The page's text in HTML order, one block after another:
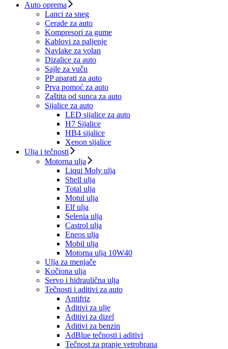
Auto oprema
Lanci za sneg
Cerade za auto
Kompresori za gume
Kablovi za paljenje
Navlake za volan
Dizalice za auto
Sajle za vuču
PP aparati za auto
Prva pomoć za auto
Zaštita od sunca za auto
Sijalice za auto
LED sijalice za auto
H7 Sijalice
HB4 sijalice
Xenon sijalice
Ulja i tečnosti
Motorna ulja
Liqui Moly ulja
Shell ulja
Total ulja
Motul ulja
Elf ulja
Selenia ulja
Castrol ulja
Eneos ulja
Mobil ulja
Motorna ulja 10W40
Ulja za menjače
Kočiona ulja
Servo i hidraulična ulja
Tečnosti i aditivi za auto
Antifriz
Aditivi za ulje
Aditivi za dizel
Aditivi za benzin
AdBlue tečnosti i aditivi
Tečnost za pranje vetrobrana